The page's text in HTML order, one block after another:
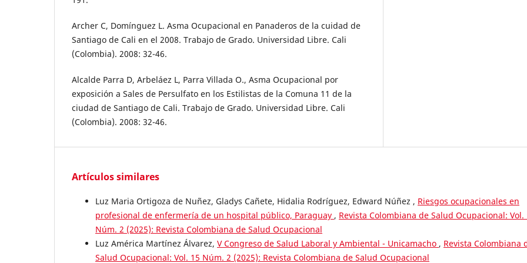
Archer C, Domínguez L. Asma Ocupacional en Panaderos de la cuidad de
Santiago de Cali en el 2008. Trabajo de Grado. Universidad Libre. Cali
(Colombia). 2008: 32-46.
Alcalde Parra D, Arbeláez L, Parra Villada O., Asma Ocupacional por
exposición a Sales de Persulfato en los Estilistas de la Comuna 11 de la
ciudad de Santiago de Cali. Trabajo de Grado. Universidad Libre. Cali
(Colombia). 2008: 32-46.
Artículos similares
Luz Maria Ortigoza de Nuñez, Gladys Cañete, Hidalia Rodríguez, Edward Núñez , Riesgos ocupacionales en
profesional de enfermería de un hospital público, Paraguay , Revista Colombiana de Salud Ocupacional: Vol.
Núm. 2 (2025): Revista Colombiana de Salud Ocupacional
Luz América Martínez Álvarez, V Congreso de Salud Laboral y Ambiental - Unicamacho , Revista Colombiana
Salud Ocupacional: Vol. 15 Núm. 2 (2025): Revista Colombiana de Salud Ocupacional